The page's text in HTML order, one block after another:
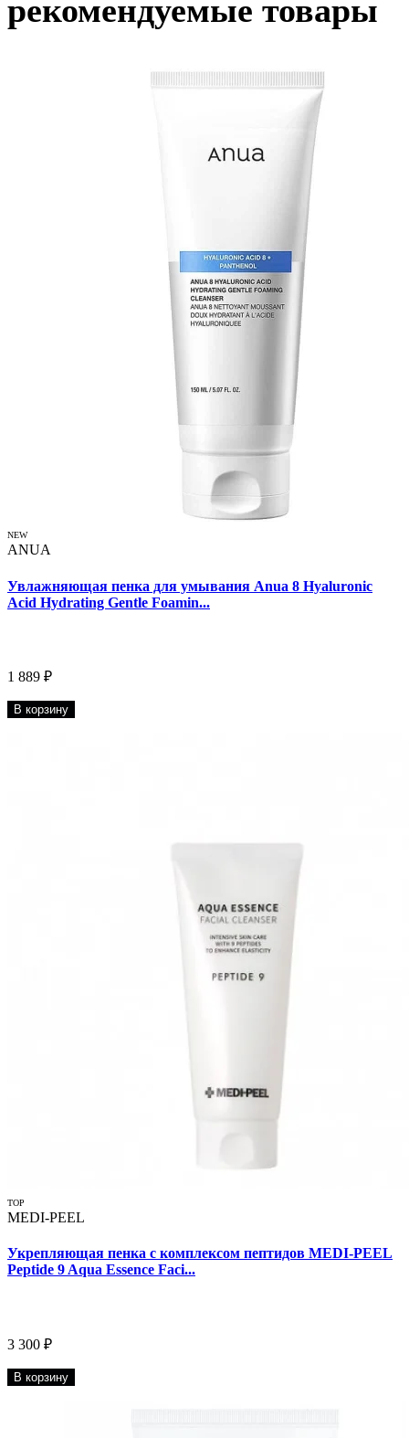
рекомендуемые товары
NEW
ANUA
Увлажняющая пенка для умывания Anua 8 Hyaluronic
Acid Hydrating Gentle Foamin...
1 889 ₽
В корзину
TOP
MEDI-PEEL
Укрепляющая пенка с комплексом пептидов MEDI-PEEL
Peptide 9 Aqua Essence Faci...
3 300 ₽
В корзину